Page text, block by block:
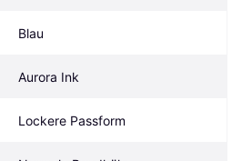
Blau
Aurora Ink
Lockere Passform